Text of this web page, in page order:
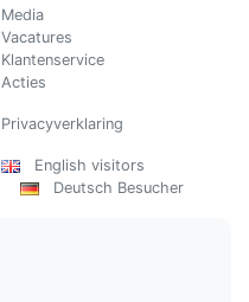
Media
Vacatures
Klantenservice
Acties
Privacyverklaring
English visitors
Deutsch Besucher